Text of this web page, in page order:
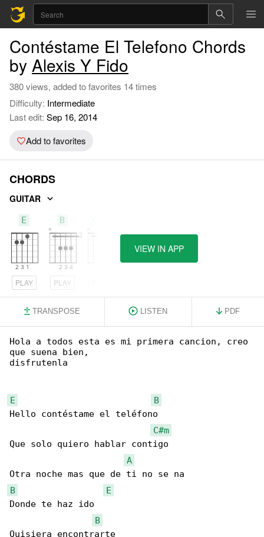
Contéstame El Telefono Chords
by Alexis Y Fido
380 views, added to favorites 14 times
Difficulty: Intermediate
Last edit: Sep 16, 2014
Add to favorites
CHORDS
GUITAR
E
PLAY
B
PLAY
VIEW IN APP
TRANSPOSE LISTEN PDF
Hola a todos esta es mi primera cancion, creo
que suena bien,
disfrutenla
E
B
Hello contéstame el teléfono
C#m
Que solo quiero hablar contigo
A
B
E
Donde te haz ido
B
Quisiera encontrarte